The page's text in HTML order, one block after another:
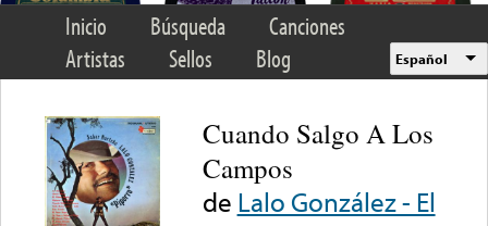
Inicio Búsqueda
Canciones
Artistas
Sellos Blog Español
Cuando Salgo A Los
Campos
de Lalo González - El